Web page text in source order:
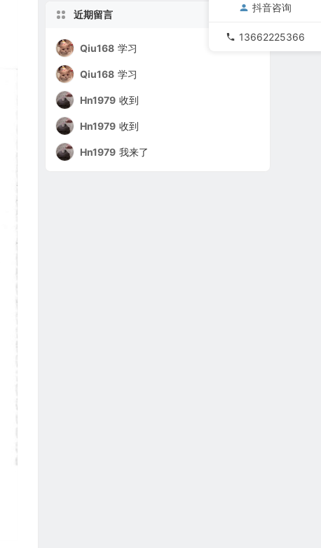
近期留言
Qiu168 学习
Qiu168 学习
Hn1979 收到
Hn1979 收到
Hn1979 我来了
抖音咨询
13662225366